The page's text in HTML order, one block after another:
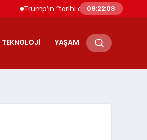
Trump’ın “tarihi anlaşma” duyurusuna
09:22:09
TEKNOLOJI YAŞAM